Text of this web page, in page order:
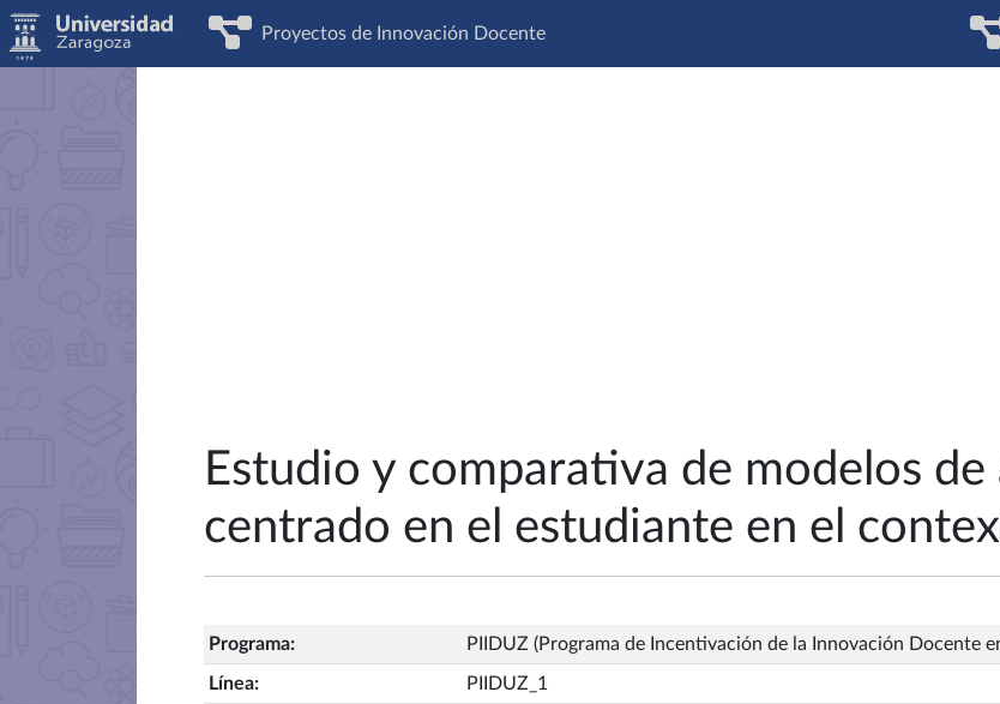
Proyectos de Innovación Docente
Estudio y comparativa de modelos de
centrado en el estudiante en el
Programa: PIIDUZ (Programa de Incentivación de la Innovación Docente
Línea: PIIDUZ_1